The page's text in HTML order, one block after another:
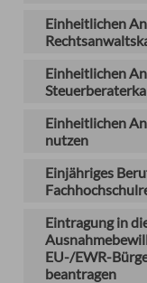
Einheitlichen
Einheitlichen
Einheitlichen
nutzen
Einjähriges
Eintragung in
EU-/EWR-
beantragen